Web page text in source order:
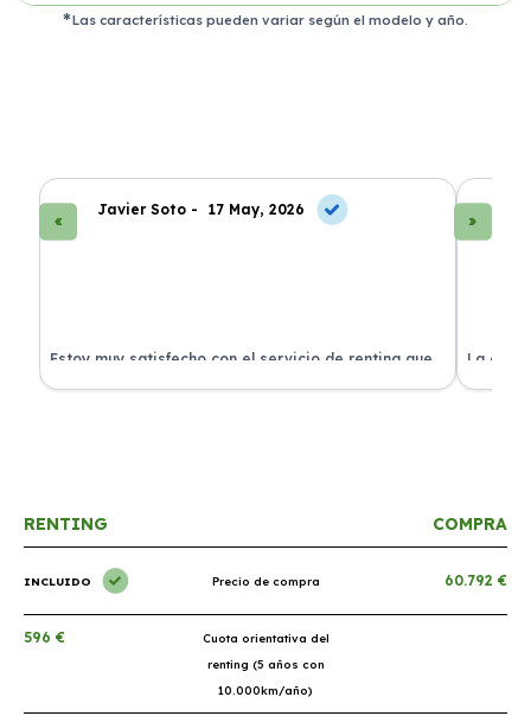
Las características pueden variar según el modelo y año.
Javier Soto - 17 May, 2026
Estoy muy satisfecho con el servicio de renting que
he contratado. ¡Todo incluido y sin complicaciones!
La
en
RENTING COMPRA
INCLUIDO Precio de compra 60.792 €
596 €
Cuota orientativa del
renting (5 años con
10.000km/año)